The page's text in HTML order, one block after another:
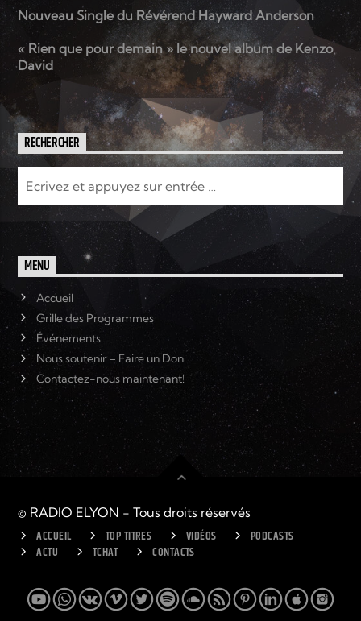
Nouveau Single du Révérend Hayward Anderson
« Rien que pour demain » le nouvel album de Kenzo
David
RECHERCHER
MENU
Accueil
Grille des Programmes
Événements
Nous soutenir – Faire un Don
Contactez-nous maintenant!
© RADIO ELYON - Tous droits réservés
ACCUEIL TOP TITRES VIDÉOS
PODCASTS
ACTU
TCHAT CONTACTS